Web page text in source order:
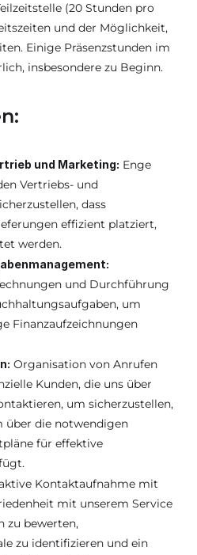
(20 Stunden pro
und der Möglichkeit,
Einige Präsenzstunden im
insbesondere zu Beginn.
und Marketing: Enge
Vertriebs- und
dass
effizient platziert,
werden.
und Durchführung
um
Finanzaufzeichnungen
Organisation von Anrufen
Kunden, die uns über
um sicherzustellen,
über die notwendigen
für effektive
Kontaktaufnahme mit
mit unserem Service
zu bewerten,
zu identifizieren und ein